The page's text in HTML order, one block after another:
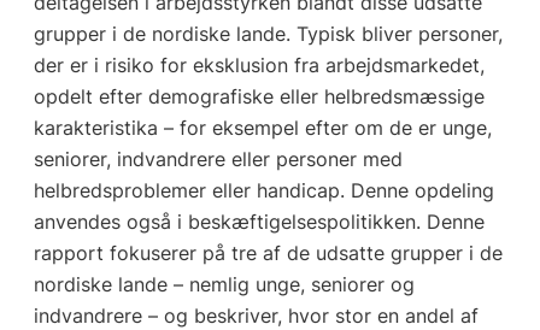
grupper i de nordiske lande. Typisk bliver personer,
der er i risiko for eksklusion fra arbejdsmarkedet,
opdelt efter demografiske eller helbredsmæssige
karakteristika – for eksempel efter om de er unge,
seniorer, indvandrere eller personer med
helbredsproblemer eller handicap. Denne opdeling
anvendes også i beskæftigelsespolitikken. Denne
rapport fokuserer på tre af de udsatte grupper i de
nordiske lande – nemlig unge, seniorer og
indvandrere – og beskriver, hvor stor en andel af